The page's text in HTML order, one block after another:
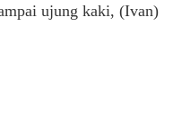
ujung kaki, (Ivan)